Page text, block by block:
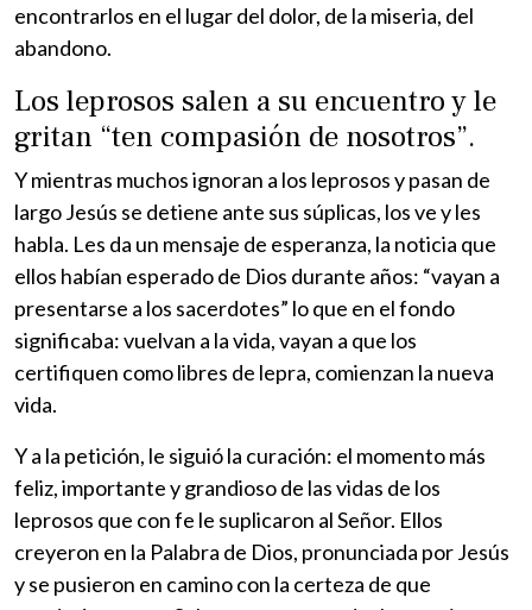
encontrarlos en el lugar del dolor, de la miseria, del
abandono.
Los leprosos salen a su encuentro y le
gritan “ten compasión de nosotros”.
Y mientras muchos ignoran a los leprosos y pasan de
largo Jesús se detiene ante sus súplicas, los ve y les
habla. Les da un mensaje de esperanza, la noticia que
ellos habían esperado de Dios durante años: “vayan a
presentarse a los sacerdotes” lo que en el fondo
significaba: vuelvan a la vida, vayan a que los
certifiquen como libres de lepra, comienzan la nueva
vida.
Y a la petición, le siguió la curación: el momento más
feliz, importante y grandioso de las vidas de los
leprosos que con fe le suplicaron al Señor. Ellos
creyeron en la Palabra de Dios, pronunciada por Jesús
y se pusieron en camino con la certeza de que